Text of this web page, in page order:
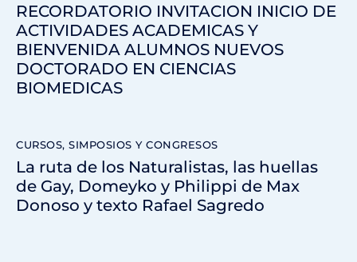
RECORDATORIO INVITACION INICIO DE
ACTIVIDADES ACADEMICAS Y
BIENVENIDA ALUMNOS NUEVOS
DOCTORADO EN CIENCIAS
BIOMEDICAS
CURSOS, SIMPOSIOS Y CONGRESOS
La ruta de los Naturalistas, las huellas
de Gay, Domeyko y Philippi de Max
Donoso y texto Rafael Sagredo